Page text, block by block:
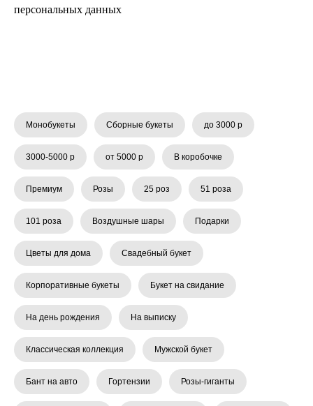
персональных данных
Монобукеты Сборные букеты до 3000 р
3000-5000 р от 5000 р В коробочке
Премиум Розы 25 роз 51 роза
101 роза Воздушные шары Подарки
Цветы для дома Свадебный букет
Корпоративные букеты Букет на свидание
На день рождения На выписку
Классическая коллекция Мужской букет
Бант на авто Гортензии Розы-гиганты